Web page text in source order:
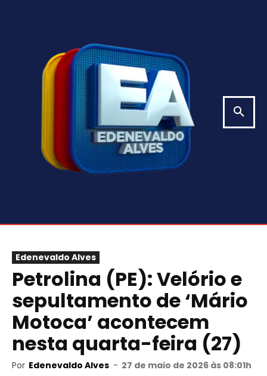
Edenevaldo Alves
Petrolina (PE): Velório e
sepultamento de ‘Mário
Motoca’ acontecem
nesta quarta-feira (27)
Por Edenevaldo Alves - 27 de maio de 2026 às 08:01h